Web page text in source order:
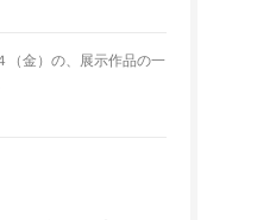
（金）の、展示作品の一